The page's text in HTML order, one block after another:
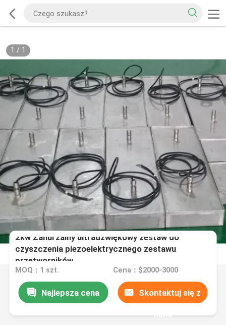
1 / 1
2kw Zanurzalny ultradźwiękowy zestaw do
czyszczenia piezoelektrycznego zestawu
przetworników
MOQ：1 szt. Cena：$2000-3000
Najlepsza cena Skontaktuj się z
nami